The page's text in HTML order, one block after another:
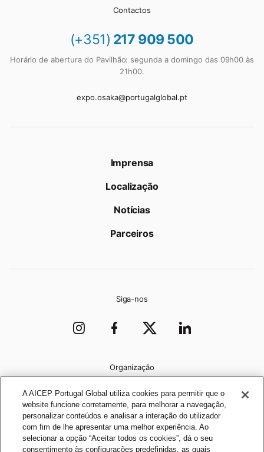
Contactos
(+351) 217 909 500
Horário de abertura do Pavilhão: segunda a domingo das 09h00 às
21h00.
expo.osaka@portugalglobal.pt
Imprensa
Localização
Notícias
Parceiros
Siga-nos
Organização
A AICEP Portugal Global utiliza cookies para permitir que o
website funcione corretamente, para melhorar a navegação,
personalizar conteúdos e analisar a interação do utilizador
com fim de lhe apresentar uma melhor experiência. Ao
selecionar a opção “Aceitar todos os cookies”, dá o seu
consentimento às configurações predefinidas, as quais